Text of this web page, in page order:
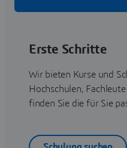
Erste Schritte
Wir bieten Kurse und
Hochschulen,
finden Sie die für Sie